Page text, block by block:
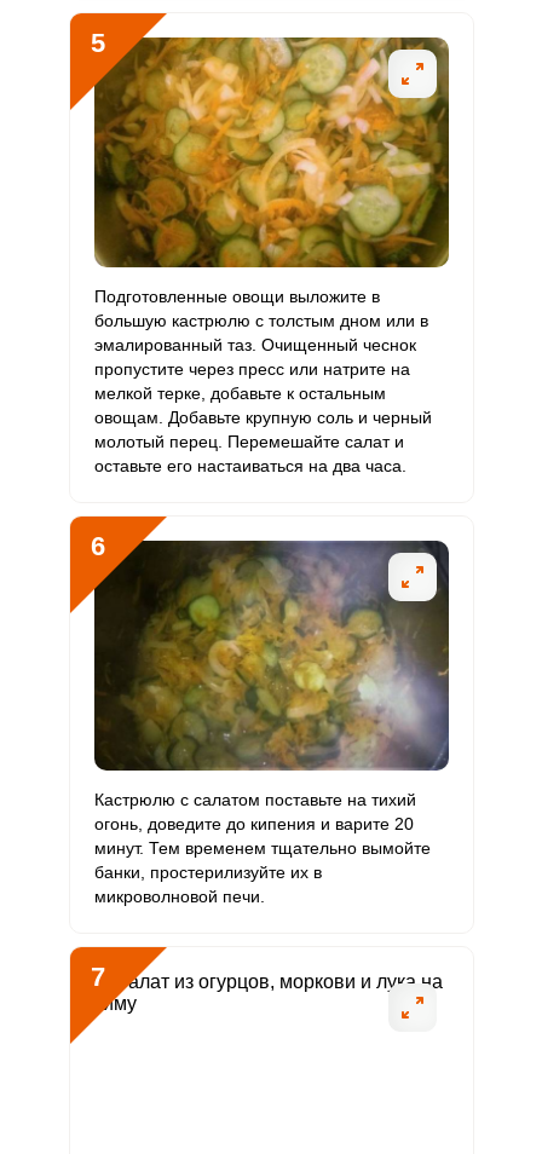
Цинк 16.1 мг 12 мг 3.9 8.4
Бор 4000 мкг 1200 мкг 9.7 20.8
Ванадий 990 мкг 20 мкг 143.3 309.4
Молибден 276 мкг 70 мкг 11.4 24.6
5
Подготовленные овощи выложите в
большую кастрюлю с толстым дном или в
эмалированный таз. Очищенный чеснок
пропустите через пресс или натрите на
мелкой терке, добавьте к остальным
овощам. Добавьте крупную соль и черный
молотый перец. Перемешайте салат и
оставьте его настаиваться на два часа.
6
Кастрюлю с салатом поставьте на тихий
огонь, доведите до кипения и варите 20
минут. Тем временем тщательно вымойте
банки, простерилизуйте их в
микроволновой печи.
7